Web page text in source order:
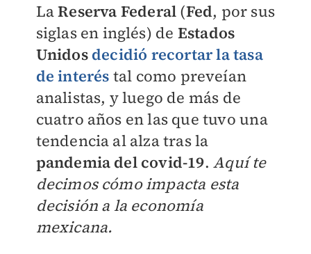
LaReserva Federal (Fed, por sus
siglas en inglés) de Estados
Unidos decidió recortar latasa
de interés tal como preveían
analistas, y luego de más de
cuatro años en las que tuvo una
tendencia al alza tras la
pandemia del covid-19.Aquí te
decimos cómo impacta esta
decisión a la economía
mexicana.